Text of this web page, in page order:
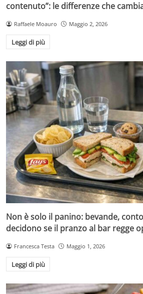
contenuto”: le differenze che
Raffaele Moauro Maggio 2, 2026
Leggi di più
Non è solo il panino: bevande,
decidono se il pranzo al bar regge
Francesca Testa Maggio 1, 2026
Leggi di più